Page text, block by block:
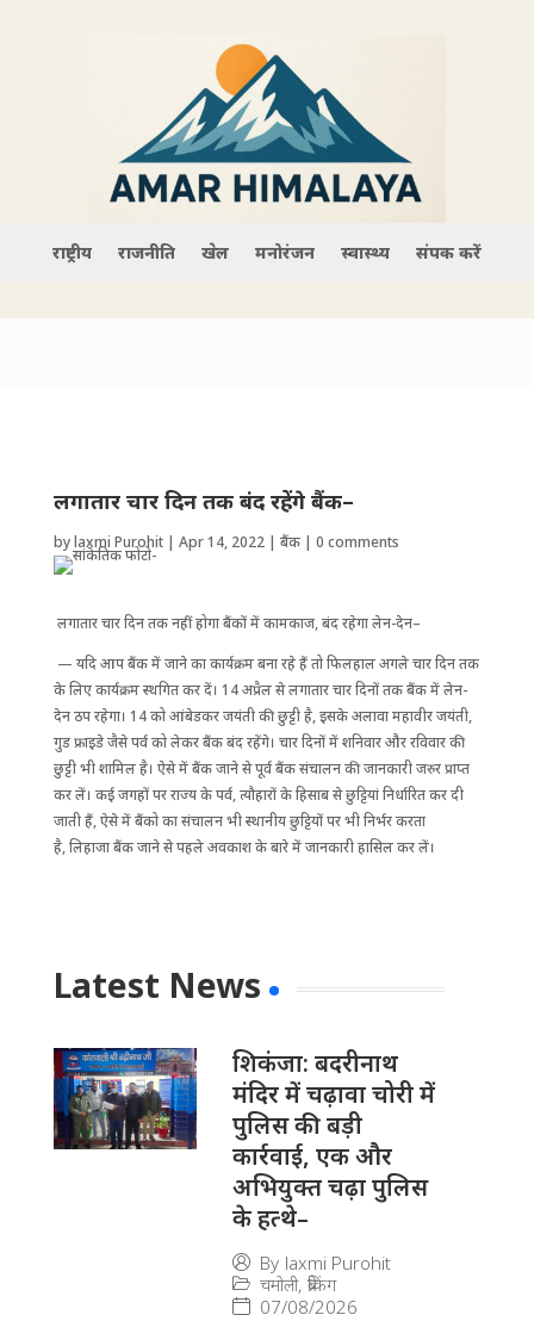
राष्ट्रीय राजनीति खेल मनोरंजन स्वास्थ्य संपर्क करें
लगातार चार दिन तक बंद रहेंगे बैंक–
bylaxmi Purohit| Apr 14, 2022| बैंक| 0 comments
लगातार चार दिन तक नहीं होगा बैंकों में कामकाज, बंद रहेगा लेन-देन–
— ‌यदि आप बैंक में जाने का कार्यक्रम बना रहे हैं तो फिलहाल अगले चार दिन तक
के लिए कार्यक्रम स्थगित कर दें। 14 अप्रैल से लगातार चार दिनों तक बैंक में लेन-
देन ठप रहेगा। 14 को आंबेडकर जयंती की छुट्टी है, इसके अलावा महावीर जयंती,
गुड फ्राइडे जैसे पर्व को लेकर बैंक बंद रहेंगे। चार दिनों में शनिवार और रविवार की
छुट्टी भी शामिल है। ऐसे में बैंक जाने से पूर्व बैंक संचालन की जानकारी जरुर प्राप्त
कर लें। कई जगहों पर राज्य के पर्व, त्यौहारों ‌के हिसाब से छुट्टियां निर्धारित कर दी
जाती हैं, ऐसे में बैंको का संचालन भी स्थानीय छ‌ुट्टियों पर भी निर्भर करता
है, लिहाजा बैंक जाने से पहले अवकाश के बारे में जानकारी हासिल कर लें।
Latest News
​शिकंजा: बदरीनाथ
मंदिर में चढ़ावा चोरी में
पुलिस की बड़ी
कार्रवाई, एक और
अभियुक्त चढ़ा पुलिस
के हत्थे–
By laxmi Purohit
चमोली, ब्रेकिंग
07/08/2026